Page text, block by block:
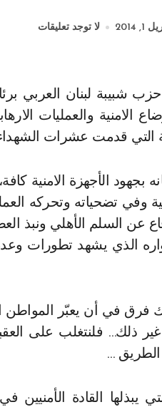
1, 2014 لا توجد تعليقات
الامنية والعمليات
التي قدمت عشرات
بجهود الأجهزة الامنية
وفي تضحياته وتحركه
عن السلم الأهلي ونبذ
الذي يشهد تطورات
فرق في أن يعبّر المواطن
ذلك… فلنتغلب على
…
يبذلها القادة